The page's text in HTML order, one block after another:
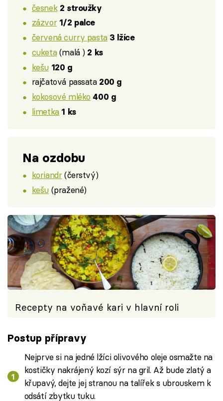
česnek 2 stroužky
zázvor 1/2 palce
červená curry pasta 3 lžíce
cuketa(malá ) 2 ks
kešu 120 g
rajčatová passata 200 g
kokosové mléko 400 g
limetka 1 ks
Na ozdobu
koriandr(čerstvý)
kešu (pražené)
Recepty na voňavé kari v hlavní roli
Postup přípravy
Nejprve si na jedné lžíci olivového oleje osmažte na
kostičky nakrájený kozí sýr na gril. Až bude zlatý a
křupavý, dejte jej stranou na talířek s ubrouskem k
odsátí zbytku tuku.